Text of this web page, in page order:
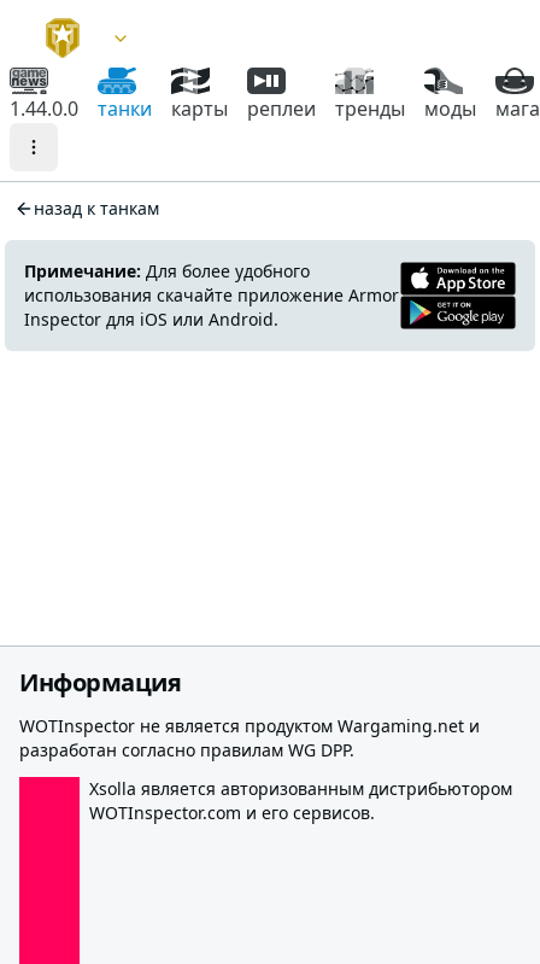
1.44.0.0 танки карты реплеи тренды моды
назад к танкам
Примечание: Для более удобного
использования скачайте приложение Armor
Inspector для iOS или Android.
Информация
WOTInspector не является продуктом Wargaming.net и
разработан согласно правилам WG DPP.
Xsolla является авторизованным дистрибьютором
WOTInspector.com и его сервисов.